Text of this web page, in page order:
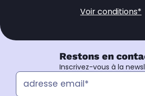
Voir conditions*
Restons en
Inscrivez-vous à la